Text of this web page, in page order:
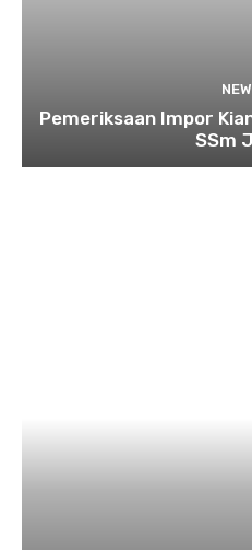
Pemeriksaan Impor
SSm